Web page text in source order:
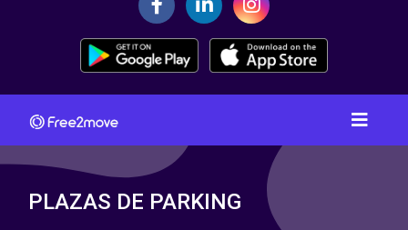
PLAZAS DE PARKING